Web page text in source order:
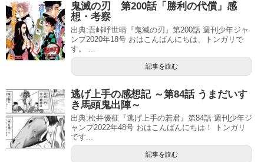
鬼滅の刃 第200話「勝利の代償」感
想・考察
出典:吾峠呼世晴『鬼滅の刃』第200話 週刊少年ジャ
ンプ2020年18号 おはこんばんにちは、トンガリで
す。 ...
記事を読む
逃げ上手の感想記 ～第84話 うまだいす
き馬頭鬼出陣～
出典:松井優征『逃げ上手の若君』第84話 週刊少年ジ
ャンプ2022年48号 おはこんばんにちは！ トンガリ
です...
記事を読む